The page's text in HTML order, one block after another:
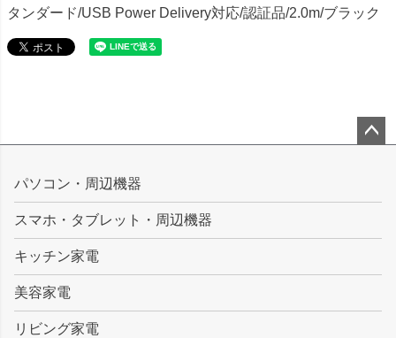
タンダード/USB Power Delivery対応/認証品/2.0m/ブラック
ップ
パソコン・周辺機器
スマホ・タブレット・周辺機器
キッチン家電
美容家電
リビング家電